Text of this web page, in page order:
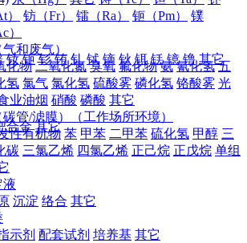
钫（Fr） 镭（Ra） 钷（Pm）
镤
）
和废气）
化物 二氧化氮 臭氧 氟化物 氨 氰化氢 五
氢 氯气 氯化氢 硫酸雾 磷化氢 铬酸雾 光
业油烟 硝酸 磷酸 其它
管/滤膜）（工作场所环境）
性有机物 苯 甲苯 二甲苯 硫化氢 甲醇 三
碳 三氯乙烯 四氯乙烯 正己烷 正戊烷 单组
液
沉淀 络合 其它
示剂 配套试剂 培养基 其它
钕 钷 钐 铕 钆 铽 镝 钬 铒 铥 镱 镥 其它
合金 其它